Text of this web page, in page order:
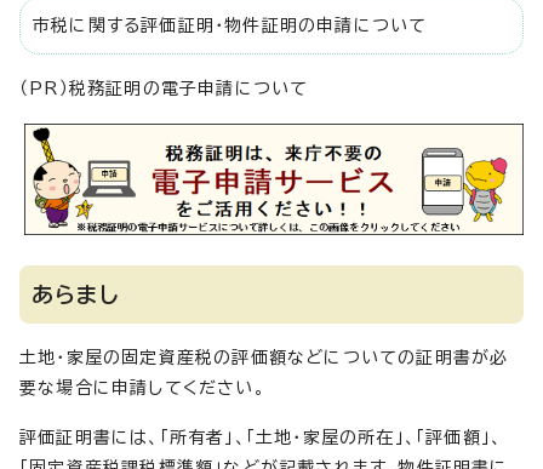
市税に関する評価証明・物件証明の申請について
（PR）税務証明の電子申請について
あらまし
土地・家屋の固定資産税の評価額などについての証明書が必
要な場合に申請してください。
評価証明書には、「所有者」、「土地・家屋の所在」、「評価額」、